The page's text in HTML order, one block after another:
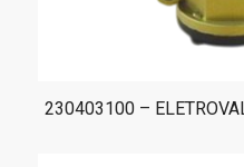
230403100 –